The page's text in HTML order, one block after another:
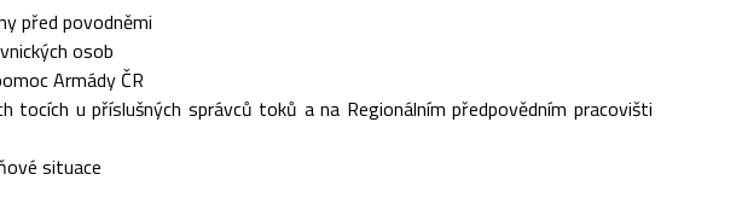
před povodněmi
osob
Armády ČR
tocích u příslušných správců toků a na Regionálním předpovědním pracovišti
situace